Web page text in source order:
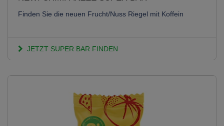
Finden Sie die neuen Frucht/Nuss Riegel mit Koffein
JETZT SUPER BAR FINDEN